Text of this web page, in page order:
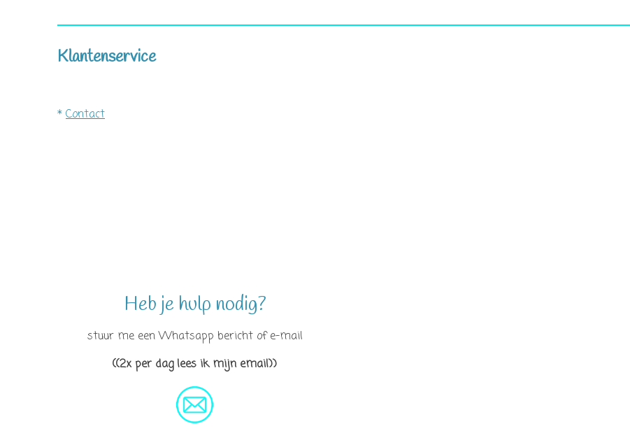
Klantenservice
* Contact
Heb je hulp nodig?
stuur me een Whatsapp bericht of e-mail
((2x per dag lees ik mijn email))